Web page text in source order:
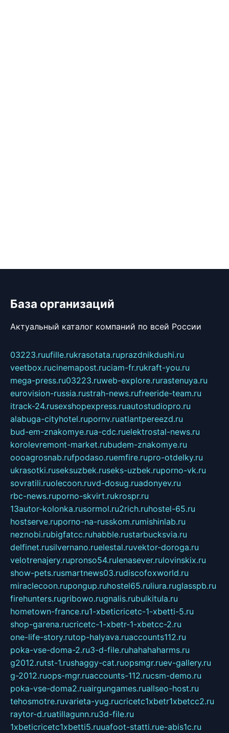
База организаций
Актуальный каталог компаний по всей России
03223.ruufille.rukrasotata.ruprazdnikdushi.ru
veetbox.rucinemapost.ruciam-fr.rukraft-you.ru
mega-press.ru03223.ruweb-explore.rurastenuya.ru
eurovision-russia.rustrah-news.rufreeride-team.ru
itrack-24.rusexshopexpress.ruautostudiopro.ru
alabuga-cityhotel.rupornv.ruatlantpereezd.ru
bud-em-znakomye.rua-cdc.ruelektrostal-news.ru
korolevremont-market.rubudem-znakomye.ru
oooagrosnab.rufpodaso.ruemfire.rupro-otdelky.ru
ukrasotki.ruseksuzbek.ruseks-uzbek.ruporno-vk.ru
sovratili.ruolecoon.ruvd-dosug.ruadonyev.ru
rbc-news.ruporno-skvirt.rukrospr.ru
13autor-kolonka.rusormol.ru2rich.ruhostel-65.ru
hostserve.ruporno-na-russkom.rumishinlab.ru
neznobi.rubigfatcc.ruhabble.rustarbucksvia.ru
delfinet.rusilvernano.ruelestal.ruvektor-doroga.ru
velotrenajery.rupronso54.rulenasever.rulovinskix.ru
show-pets.rusmartnews03.rudiscofoxworld.ru
miraclecoon.rupongup.ruhostel65.ruliura.ruglasspb.ru
firehunters.rugribowo.rugnalis.rubulkitula.ru
hometown-france.ru1-xbeticricetc-1-xbetti-5.ru
shop-garena.rucricetc-1-xbetr-1-xbetcc-2.ru
one-life-story.rutop-halyava.ruaccounts112.ru
poka-vse-doma-2.ru3-d-file.ruhahahaharms.ru
g2012.rutst-1.rushaggy-cat.ruopsmgr.ruev-gallery.ru
g-2012.ruops-mgr.ruaccounts-112.rucsm-demo.ru
poka-vse-doma2.ruairgungames.ruallseo-host.ru
tehosmotre.ruvarieta-yug.rucricetc1xbetr1xbetcc2.ru
raytor-d.ruatillagunn.ru3d-file.ru
1xbeticricetc1xbetti5.ruuafoot-statti.rue-abis1c.ru